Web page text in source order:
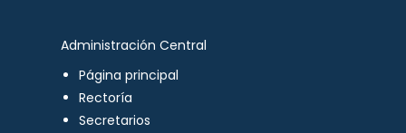
Administración Central
Página principal
Rectoría
Secretarios